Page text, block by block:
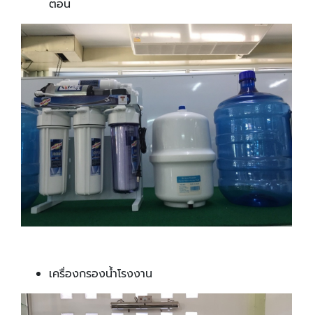
ตอน
เครื่องกรองน้ำโรงงาน